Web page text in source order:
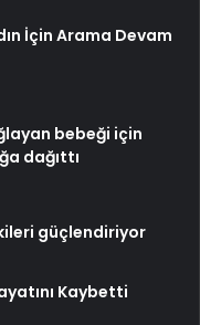
İçin Arama Devam
bebeği için
dağıttı
güçlendiriyor
Kaybetti